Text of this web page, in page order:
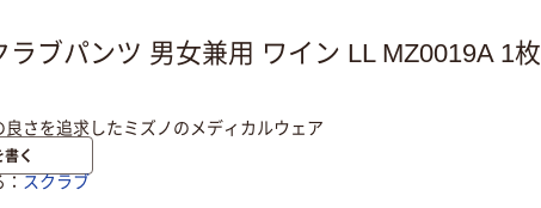
ラブパンツ 男女兼用 ワイン LL MZ0019A 1枚
さを追求したミズノのメディカルウェア
く
スクラブ